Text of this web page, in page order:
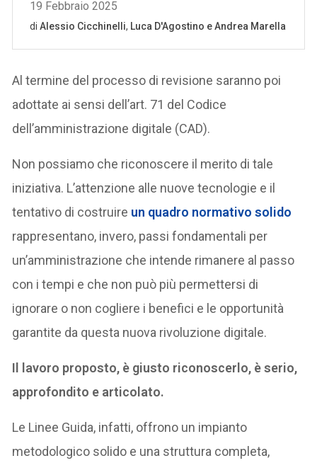
Al termine del processo di revisione saranno poi
adottate ai sensi dell’art. 71 del Codice
dell’amministrazione digitale (CAD).
Non possiamo che riconoscere il merito di tale
iniziativa. L’attenzione alle nuove tecnologie e il
tentativo di costruire un quadro normativo solido
rappresentano, invero, passi fondamentali per
un’amministrazione che intende rimanere al passo
con i tempi e che non può più permettersi di
ignorare o non cogliere i benefici e le opportunità
garantite da questa nuova rivoluzione digitale.
Il lavoro proposto, è giusto riconoscerlo, è serio,
approfondito e articolato.
Le Linee Guida, infatti, offrono un impianto
metodologico solido e una struttura completa,